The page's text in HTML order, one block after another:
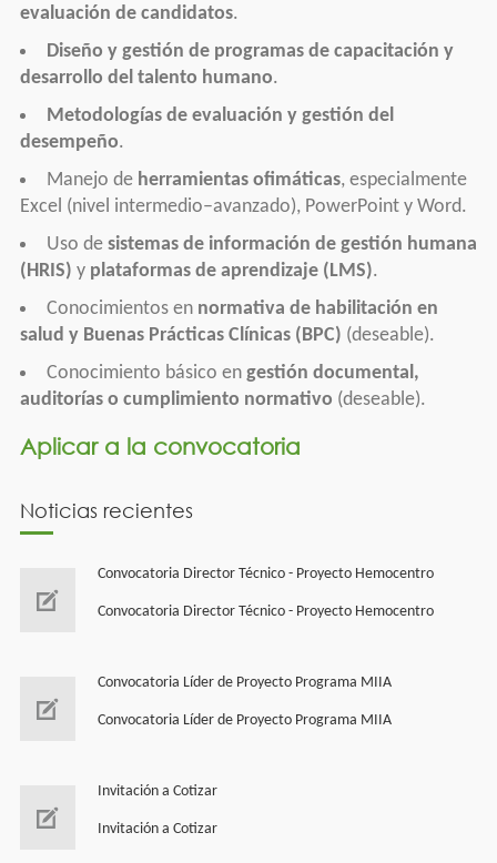
evaluación de candidatos.
Diseño y gestión de programas de capacitación y
desarrollo del talento humano.
Metodologías de evaluación y gestión del
desempeño.
Manejo de herramientas ofimáticas, especialmente
Excel (nivel intermedio–avanzado), PowerPoint y Word.
Uso de sistemas de información de gestión humana
(HRIS) y plataformas de aprendizaje (LMS).
Conocimientos en normativa de habilitación en
salud y Buenas Prácticas Clínicas (BPC) (deseable).
Conocimiento básico en gestión documental,
auditorías o cumplimiento normativo (deseable).
Aplicar a la convocatoria
Noticias recientes
Convocatoria Director Técnico - Proyecto Hemocentro
Convocatoria Director Técnico - Proyecto Hemocentro
Convocatoria Líder de Proyecto Programa MIIA
Convocatoria Líder de Proyecto Programa MIIA
Invitación a Cotizar
Invitación a Cotizar